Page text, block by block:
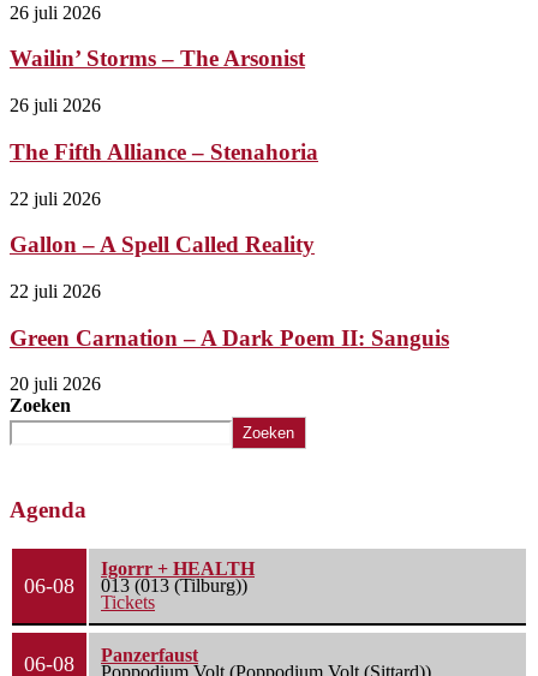
26 juli 2026
Wailin’ Storms – The Arsonist
26 juli 2026
The Fifth Alliance – Stenahoria
22 juli 2026
Gallon – A Spell Called Reality
22 juli 2026
Green Carnation – A Dark Poem II: Sanguis
20 juli 2026
Zoeken
Zoeken
Agenda
06-08
Igorrr + HEALTH
013 (013 (Tilburg))
Tickets
06-08
Panzerfaust